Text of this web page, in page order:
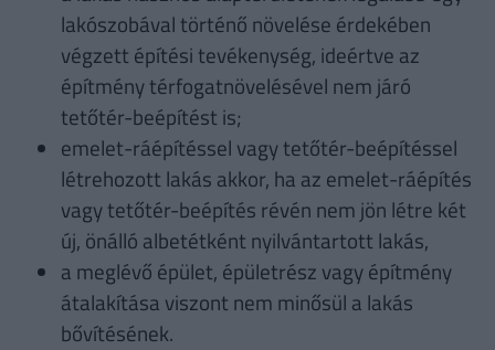
lakószobával történő növelése érdekében
végzett építési tevékenység, ideértve az
építmény térfogatnövelésével nem járó
tetőtér-beépítést is;
emelet-ráépítéssel vagy tetőtér-beépítéssel
létrehozott lakás akkor, ha az emelet-ráépítés
vagy tetőtér-beépítés révén nem jön létre két
új, önálló albetétként nyilvántartott lakás,
a meglévő épület, épületrész vagy építmény
átalakítása viszont nem minősül a lakás
bővítésének.